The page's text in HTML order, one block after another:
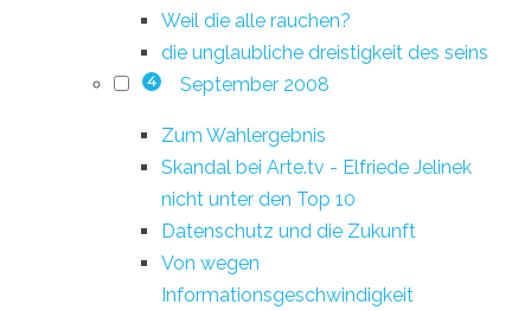
Weil die alle rauchen?
die unglaubliche dreistigkeit des seins
4 September 2008
Zum Wahlergebnis
Skandal bei Arte.tv - Elfriede Jelinek
nicht unter den Top 10
Datenschutz und die Zukunft
Von wegen
Informationsgeschwindigkeit